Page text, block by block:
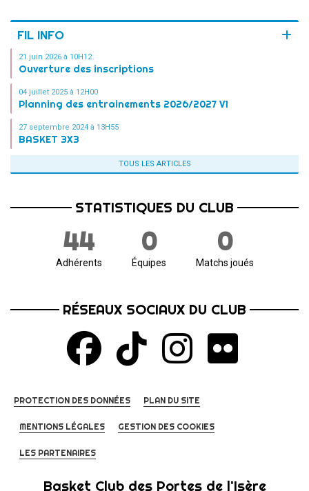
FIL INFO
21 juin 2026 à 10H12
Ouverture des inscriptions
04 juillet 2025 à 12H00
Planning des entrainements 2026/2027 V1
27 septembre 2024 à 13H55
BASKET 3X3
TOUS LES ARTICLES
STATISTIQUES DU CLUB
44
Adhérents
0
Équipes
0
Matchs joués
RÉSEAUX SOCIAUX DU CLUB
PROTECTION DES DONNÉES PLAN DU SITE
MENTIONS LÉGALES GESTION DES COOKIES
LES PARTENAIRES
Basket Club des Portes de l'Isère